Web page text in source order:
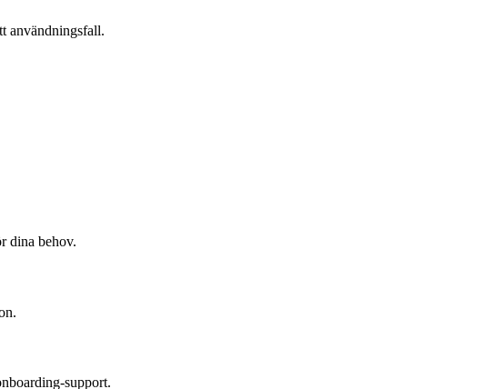
användningsfall.
dina behov.
support.